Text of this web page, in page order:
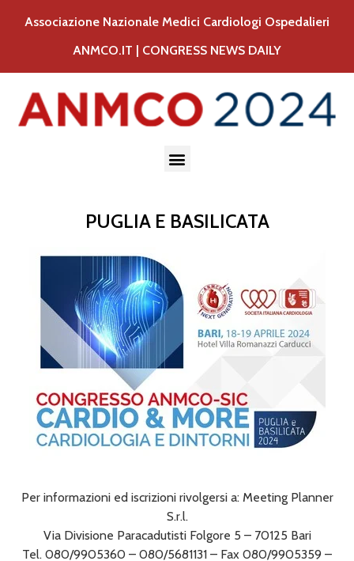
Associazione Nazionale Medici Cardiologi Ospedalieri
ANMCO.IT | CONGRESS NEWS DAILY
PUGLIA E BASILICATA
Per informazioni ed iscrizioni rivolgersi a: Meeting Planner
S.r.l.
Via Divisione Paracadutisti Folgore 5 – 70125 Bari
Tel. 080/9905360 – 080/5681131 – Fax 080/9905359 –